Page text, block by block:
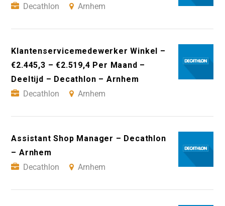
Decathlon
Arnhem
Klantenservicemedewerker Winkel –
€2.445,3 – €2.519,4 Per Maand –
Deeltijd – Decathlon – Arnhem
Decathlon
Arnhem
Assistant Shop Manager – Decathlon
– Arnhem
Decathlon
Arnhem